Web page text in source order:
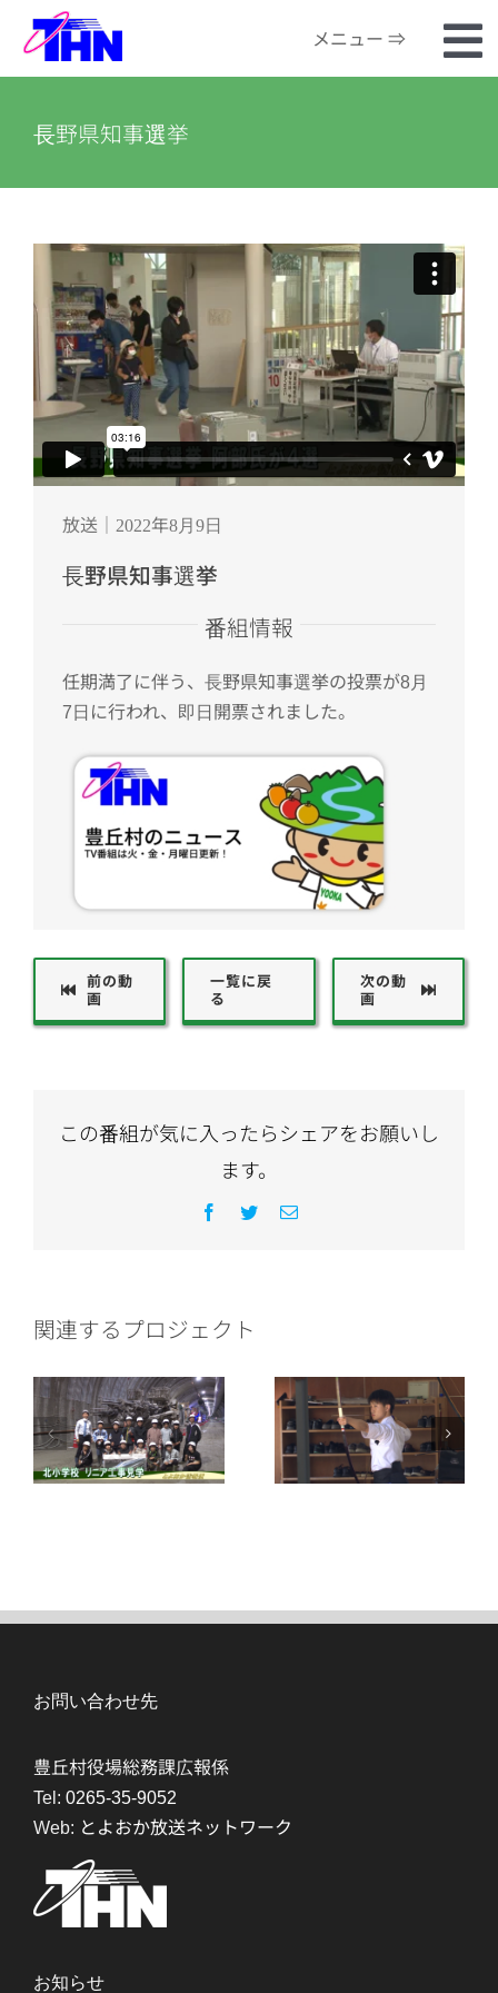
Skip
content
メニュー ⇒
河川カメラ
お知らせ
長野県知事選挙
放送｜2022年8月9日
長野県知事選挙
番組情報
任期満了に伴う、長野県知事選挙の投票が8月
7日に行われ、即日開票されました。
前の動
画
一覧に戻
る
次の動
画
この番組が気に入ったらシェアをお願いし
ます。
Facebook
Twitter電
関連するプロジェクト
お知らせ
お問い合わせ先
豊丘村役場総務課広報係
Tel: 0265-35-9052
Web: とよおか放送ネットワーク